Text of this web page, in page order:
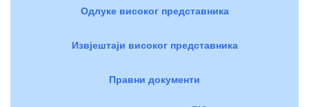
Одлуке високог представника
Извјештаји високог представника
Правни документи